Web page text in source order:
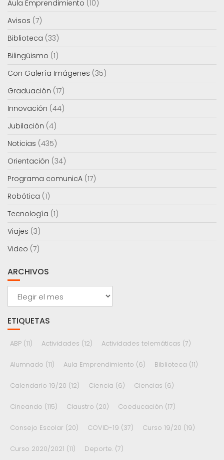
Aula Emprendimiento (10)
Avisos (7)
Biblioteca (33)
Bilingüismo (1)
Con Galería Imágenes (35)
Graduación (17)
Innovación (44)
Jubilación (4)
Noticias (435)
Orientación (34)
Programa comunicA (17)
Robótica (1)
Tecnología (1)
Viajes (3)
Video (7)
ARCHIVOS
Archivos
ETIQUETAS
ABP (11) Actividades (12) Actividades telemáticas (7)
Alumnado (11) Aula Emprendimiento (6) Biblioteca (11)
Calendario 19/20 (12) Ciencia (6) Ciencias (6)
Cineando (115) Claustro (20) Coeducación (17)
Consejo Escolar (20) COVID-19 (37) Curso 19/20 (19)
Curso 2020/2021 (11) Deporte. (7)